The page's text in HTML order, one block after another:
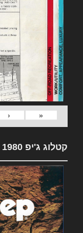
«
‹
קטלוג ג'יפ 1980